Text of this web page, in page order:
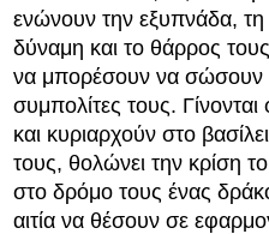
ενώνουν την εξυπνάδα, τη
δύναμη και το θάρρος
να μπορέσουν να σώσουν
συμπολίτες τους. Γίνονται
και κυριαρχούν στο
τους, θολώνει την κρίση
στο δρόμο τους ένας
αιτία να θέσουν σε